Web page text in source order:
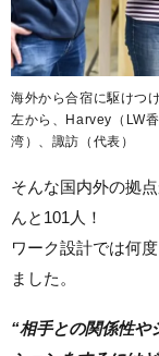
海外から合宿に駆けつ
左から、Harvey（LW
湾）、諏訪（代表）
そんな国内外の拠
んと101人！
ワーク設計では何
ました。
“相手との関係性や